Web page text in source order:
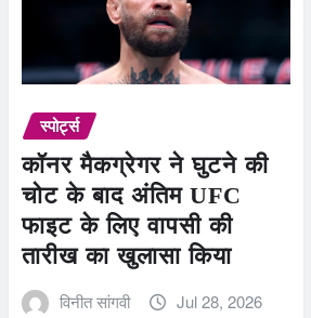
स्पोर्ट्स
कॉनर मैकग्रेगर ने घुटने की
चोट के बाद अंतिम UFC
फाइट के लिए वापसी की
तारीख का खुलासा किया
विनीत सांगवी
Jul 28, 2026